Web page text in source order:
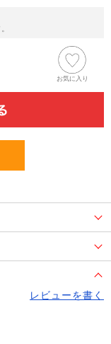
お気に入り
レビューを書く